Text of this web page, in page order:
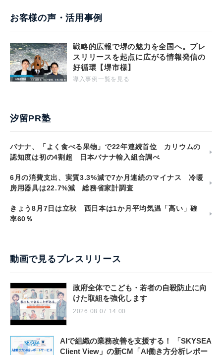
お客様の声・活用事例
戦略的広報で堺の魅力を全国へ。プレ
スリリースを起点に広がる情報発信の
好循環【堺市様】
導入事例一覧を見る
汐留PR塾
バナナ、「よく食べる果物」で22年連続首位 カリウムの
認知度は初の4割超 日本バナナ輸入組合調べ
6月の消費支出、実質3.3%減で7か月連続のマイナス 冷暖
房用器具は22.7%減 総務省家計調査
きょう8月7日は立秋 西日本は1か月平均気温「高い」確
率60％
動画で見るプレスリリース
政府全体でこども・若者の自殺防止に向
けた取組を強化します
2026.08.07 14:00
AIで組織の業務改善を支援する！ 「SKYSEA
Client View」の新CM「AI働き方分析レポー